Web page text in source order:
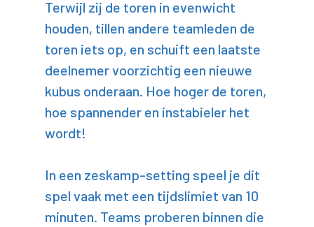
Terwijl zij de toren in evenwicht
houden, tillen andere teamleden de
toren iets op, en schuift een laatste
deelnemer voorzichtig een nieuwe
kubus onderaan. Hoe hoger de toren,
hoe spannender en instabieler het
wordt!
In een zeskamp-setting speel je dit
spel vaak met een tijdslimiet van 10
minuten. Teams proberen binnen die